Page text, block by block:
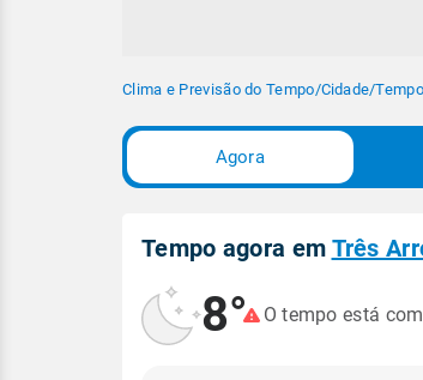
Clima e Previsão do Tempo/Cidade/
Agora
Tempo agora em Três
8° O tempo está